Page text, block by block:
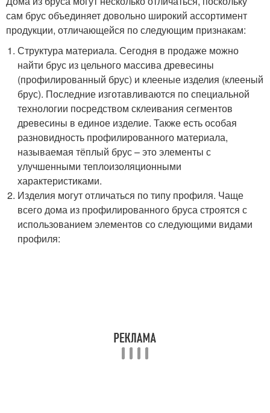
сам брус объединяет довольно широкий ассортимент
продукции, отличающейся по следующим признакам:
Структура материала. Сегодня в продаже можно
найти брус из цельного массива древесины
(профилированный брус) и клееные изделия (клееный
брус). Последние изготавливаются по специальной
технологии посредством склеивания сегментов
древесины в единое изделие. Также есть особая
разновидность профилированного материала,
называемая тёплый брус – это элементы с
улучшенными теплоизоляционными
характеристиками.
Изделия могут отличаться по типу профиля. Чаще
всего дома из профилированного бруса строятся с
использованием элементов со следующими видами
профиля: